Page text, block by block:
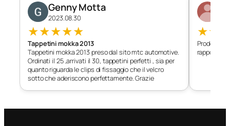
Genny Motta
2023.08.30
★★★★★
Tappetini mokka 2013
Tappetini mokka 2013 preso dal sito mtc automotive.
Ordinati il 25 ,arrivati il 30, tappetini perfetti , sia per
quanto riguarda le clips di fissaggio che il velcro
sotto che aderiscono perfettamente. Grazie
★★
Prodotto
rapporto